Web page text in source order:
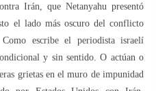
Irán, que Netanyahu presentó
el lado más oscuro del conflicto
escribe el periodista israelí
y sin sentido. O actúan o
grietas en el muro de impunidad